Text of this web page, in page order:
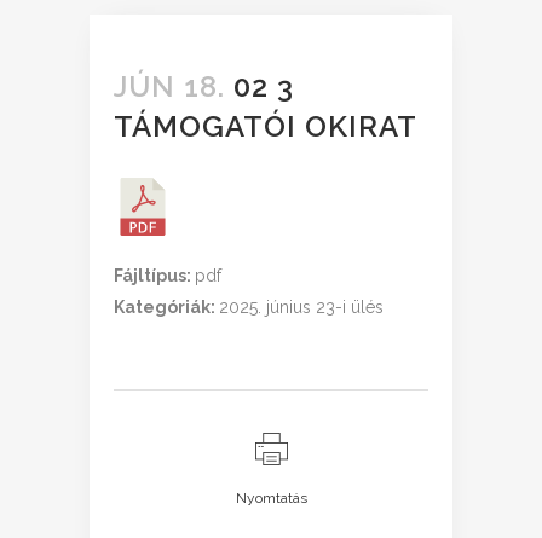
JÚN 18. 02 3
TÁMOGATÓI OKIRAT
Fájltípus: pdf
Kategóriák: 2025. június 23-i ülés
Nyomtatás